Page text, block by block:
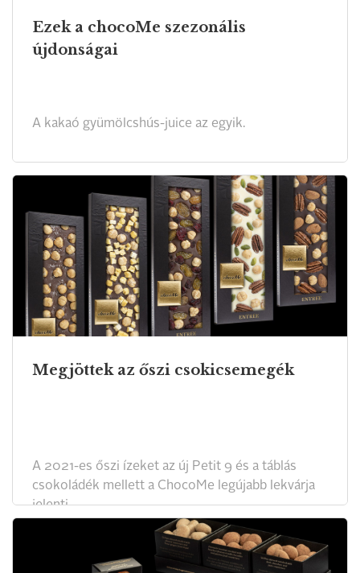
Ezek a chocoMe szezonális
újdonságai
A kakaó gyümölcshús-juice az egyik.
Megjöttek az őszi csokicsemegék
A 2021-es őszi ízeket az új Petit 9 és a táblás
csokoládék mellett a ChocoMe legújabb lekvárja
jelenti.